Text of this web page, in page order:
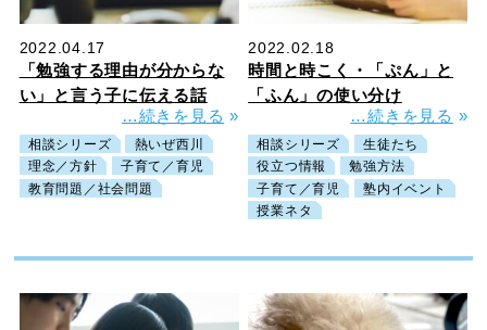
2022.04.17
「勉強する理由が分からな
い」と言う子に伝える話
…続きを見る »
相談シリーズ
熱いぜ西川
理念／方針
子育て／育児
教育問題／社会問題
2022.02.18
時間と時こく・「ぷん」と
「ふん」の使い分け
…続きを見る »
相談シリーズ
生徒たち
役立つ情報
勉強方法
子育て／育児
塾内イベント
授業ネタ